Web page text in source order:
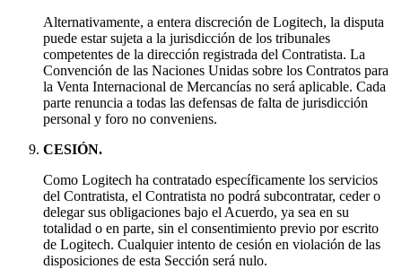
Alternativamente, a entera discreción de Logitech, la disputa
puede estar sujeta a la jurisdicción de los tribunales
competentes de la dirección registrada del Contratista. La
Convención de las Naciones Unidas sobre los Contratos para
la Venta Internacional de Mercancías no será aplicable. Cada
parte renuncia a todas las defensas de falta de jurisdicción
personal y foro no conveniens.
CESIÓN.
Como Logitech ha contratado específicamente los servicios
del Contratista, el Contratista no podrá subcontratar, ceder o
delegar sus obligaciones bajo el Acuerdo, ya sea en su
totalidad o en parte, sin el consentimiento previo por escrito
de Logitech. Cualquier intento de cesión en violación de las
disposiciones de esta Sección será nulo.